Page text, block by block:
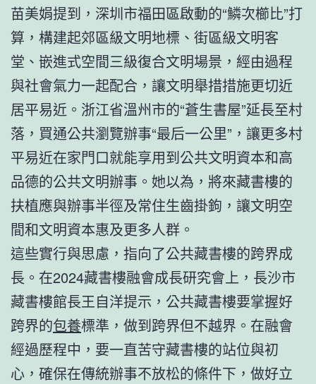
苗美娟提到，深圳市福田區啟動的“鱗次櫛比”打
算，構建起郊區級文明地標、街區級文明客
堂、嵌進式空間三級復合文明場景，經由過程
與社會氣力一起配合，讓文明舉措措施更切近
居平易近。浙江省溫州市的“蒼生書屋”延長至村
落，買通公共瀏覽辦事“最后一公里”，讓更多村
平易近在家門口就能享用到公共文明資本和高
品德的公共文明辦事。她以為，將來藏書樓的
扶植應與辦事半徑及常住生齒掛鉤，讓文明空
間和文明資本惠及更多人群。
這些實行與思慮，指向了公共藏書樓的跨界成
長。在2024藏書樓融會成長研究會上，長沙市
藏書樓館長王自洋提示，公共藏書樓要掌握好
跨界的包養標準，做到跨界但不越界。在融會
經過歷程中，要一直苦守藏書樓的站位與初
心，確保在傳統辦事不放松的條件下，做好立